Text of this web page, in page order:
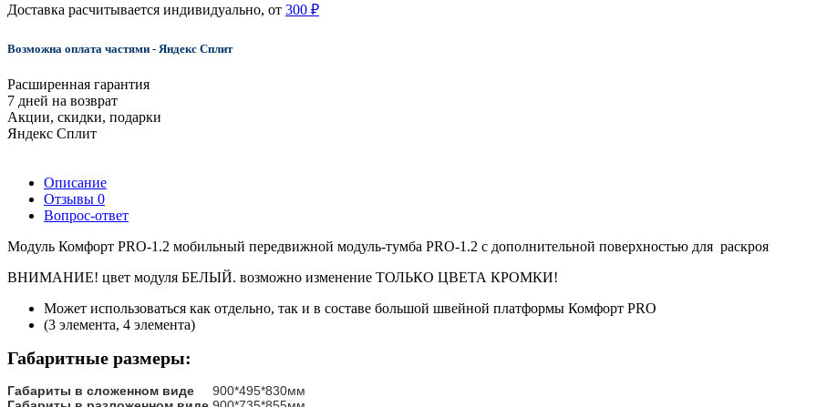
Доставка расчитывается индивидуально, от 300 ₽
Возможна оплата частями - Яндекс Сплит
Расширенная гарантия
7 дней на возврат
Акции, скидки, подарки
Яндекс Сплит
Описание
Отзывы 0
Вопрос-ответ
Модуль Комфорт PRO-1.2 мобильный передвижной модуль-тумба PRO-1.2 с дополнительной поверхностью для раскроя
ВНИМАНИЕ! цвет модуля БЕЛЫЙ. возможно изменение ТОЛЬКО ЦВЕТА КРОМКИ!
Может использоваться как отдельно, так и в составе большой швейной платформы Комфорт PRO
(3 элемента, 4 элемента)
Габаритные размеры:
Габариты в сложенном виде
900*495*830мм